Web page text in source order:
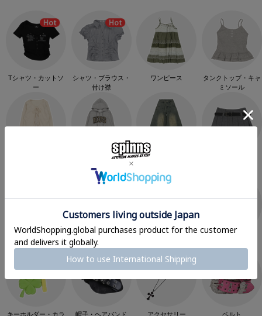
Tシャツ・カットソ
ー
シャツ・ブラウス・
付け襟
ワンピース
タンクトップ・キャ
ミソール
スウェット・パーカ
キャラクター シール・バインダー
キーホルダー・カラ
帽子・ヘアバンド アクセサリー ベルト